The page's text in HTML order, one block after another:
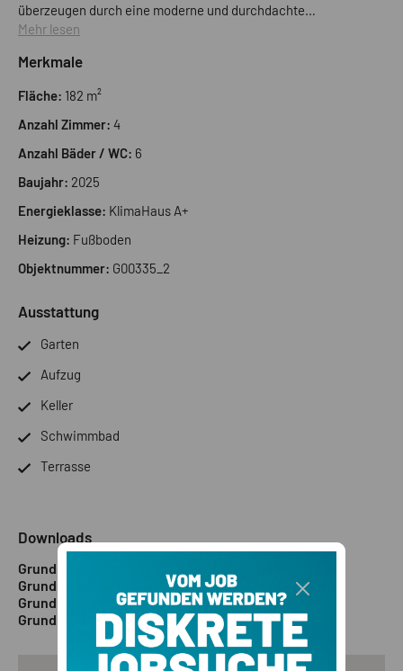
überzeugen durch eine moderne und durchdachte
Raumaufteilung: ein lichtdurchfluteter Wohnbereich, elegante
direkt in den privaten Garten mit einem exklusiven Pool – ideal
zum Entspannen in vollkommener Privatsphäre. Im
den atemberaubenden Seeblick zu genießen – ein echtes
Highlight. Im Untergeschoss befindet sich eine großzügige
ein besonderes Detail für Weinliebhaber. Ein Projekt, das
höchste Bauqualität, moderne Technologien und eine
Ruhe und Luxus in den Hügeln von Lazise suchen.
Mehr lesen
Merkmale
Fläche: 182 m²
Anzahl Zimmer: 4
Anzahl Bäder / WC: 6
Baujahr: 2025
Energieklasse: KlimaHaus A+
Heizung: Fußboden
Objektnummer: G00335_2
Ausstattung
Garten
Aufzug
Keller
Schwimmbad
Terrasse
Downloads
Grundriss 1
Grundriss 2
Grundriss 3
Grundriss 4